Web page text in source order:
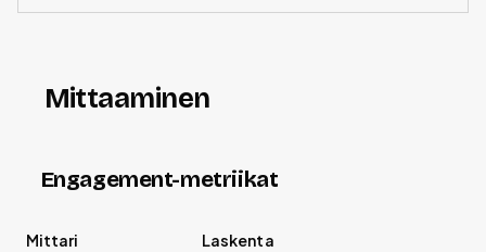
Mittaaminen
Engagement-metriikat
Mittari Laskenta